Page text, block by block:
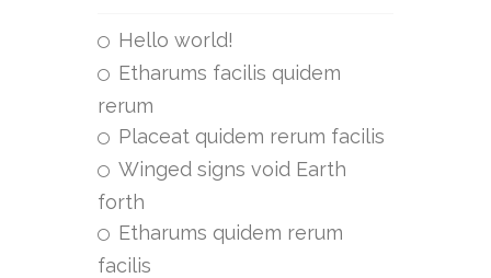
Hello world!
Etharums facilis quidem
rerum
Placeat quidem rerum facilis
Winged signs void Earth
forth
Etharums quidem rerum
facilis